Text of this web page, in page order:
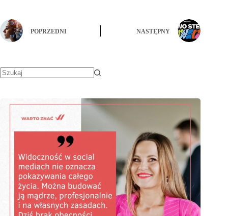
POPRZEDNI NASTĘPNY